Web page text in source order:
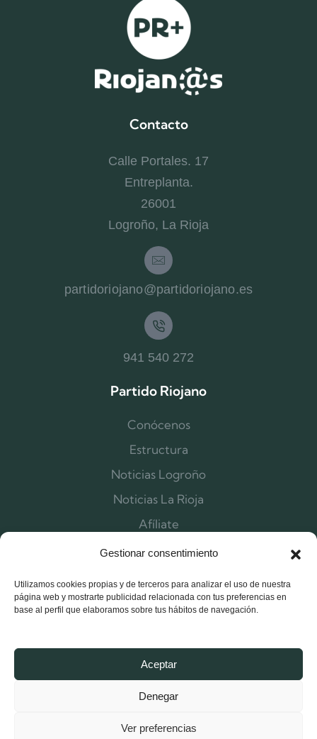
Gestionar consentimiento
Utilizamos cookies propias y de terceros para analizar el uso de nuestra
página web y mostrarte publicidad relacionada con tus preferencias en
base al perfil que elaboramos sobre tus hábitos de navegación.
Aceptar
Denegar
Ver preferencias
Contacto
Calle Portales. 17
Entreplanta.
26001
Logroño, La Rioja
partidoriojano@partidoriojano.es
941 540 272
Partido Riojano
Conócenos
Estructura
Noticias Logroño
Noticias La Rioja
Afíliate
Contacta